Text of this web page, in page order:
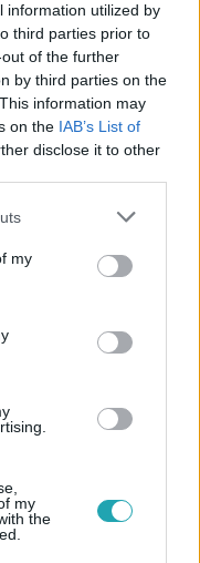
information utilized by
third parties prior to
of the further
by third parties on the
information may
on the IAB’s List of
disclose it to other
one or more Google
You may click to
third-party tags to
in below Google
my
my
the
HÁZILAG